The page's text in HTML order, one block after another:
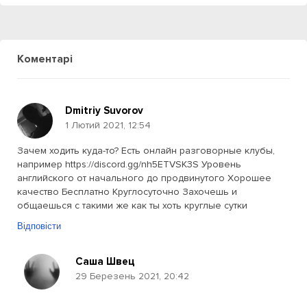
Коментарі
Dmitriy Suvorov
1 Лютий 2021, 12:54
Зачем ходить куда-то? Есть онлайн разговорные клубы,
например https://discord.gg/nh5ETVSK3S Уровень
английского от начального до продвинутого Хорошее
качество Бесплатно Круглосуточно Захочешь и
общаешься с такими же как ты хоть круглые сутки
Відповісти
Саша Швец
29 Березень 2021, 20:42